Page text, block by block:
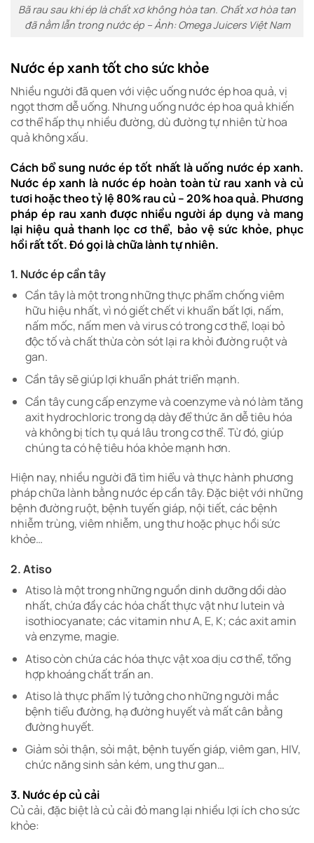
Bã rau sau khi ép là chất xơ không hòa tan. Chất xơ hòa tan
đã nằm lẫn trong nước ép – Ảnh: Omega Juicers Việt Nam
Nước ép xanh tốt cho sức khỏe
Nhiều người đã quen với việc uống nước ép hoa quả, vị
ngọt thơm dễ uống. Nhưng uống nước ép hoa quả khiến
cơ thể hấp thụ nhiều đường, dù đường tự nhiên từ hoa
quả không xấu.
Cách bổ sung nước ép tốt nhất là uống nước ép xanh.
Nước ép xanh là nước ép hoàn toàn từ rau xanh và củ
tươi hoặc theo tỷ lệ 80% rau củ – 20% hoa quả. Phương
pháp ép rau xanh được nhiều người áp dụng và mang
lại hiệu quả thanh lọc cơ thể, bảo vệ sức khỏe, phục
hồi rất tốt. Đó gọi là chữa lành tự nhiên.
1. Nước ép cần tây
Cần tây là một trong những thực phẩm chống viêm
hữu hiệu nhất, vì nó giết chết vi khuẩn bất lợi, nấm,
nấm mốc, nấm men và virus có trong cơ thể, loại bỏ
độc tố và chất thừa còn sót lại ra khỏi đường ruột và
gan.
Cần tây sẽ giúp lợi khuẩn phát triển mạnh.
Cần tây cung cấp enzyme và coenzyme và nó làm tăng
axit hydrochloric trong dạ dày để thức ăn dễ tiêu hóa
và không bị tích tụ quá lâu trong cơ thể. Từ đó, giúp
chúng ta có hệ tiêu hóa khỏe mạnh hơn.
Hiện nay, nhiều người đã tìm hiểu và thực hành phương
pháp chữa lành bằng nước ép cần tây. Đặc biệt với những
bệnh đường ruột, bệnh tuyến giáp, nội tiết, các bệnh
nhiễm trùng, viêm nhiễm, ung thư hoặc phục hồi sức
khỏe…
2. Atiso
Atiso là một trong những nguồn dinh dưỡng dồi dào
nhất, chứa đầy các hóa chất thực vật như lutein và
isothiocyanate; các vitamin như A, E, K; các axit amin
và enzyme, magie.
Atiso còn chứa các hóa thực vật xoa dịu cơ thể, tổng
hợp khoáng chất trấn an.
Atiso là thực phẩm lý tưởng cho những người mắc
bệnh tiểu đường, hạ đường huyết và mất cân bằng
đường huyết.
Giảm sỏi thận, sỏi mật, bệnh tuyến giáp, viêm gan, HIV,
chức năng sinh sản kém, ung thư gan…
3. Nước ép củ cải
Củ cải, đặc biệt là củ cải đỏ mang lại nhiều lợi ích cho sức
khỏe: